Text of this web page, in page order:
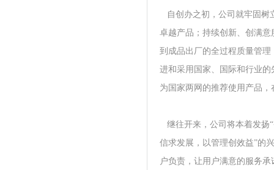
自创办之初，公司就牢固树
卓越产品；持续创新、创满意
到成品出厂的全过程质量管
进和采用国家、国际和行业
为国家两网的推荐使用产品
继往开来，公司将本着发扬
信求发展，以管理创效益”的
户负责，让用户满意的服务